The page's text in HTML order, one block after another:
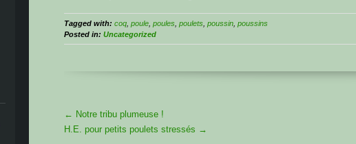
Tagged with: coq ,poule ,poules ,poulets ,poussin ,poussins
Posted in:Uncategorized
More
Articles
← Notre tribu plumeuse !
H.E. pour petits poulets stressés →